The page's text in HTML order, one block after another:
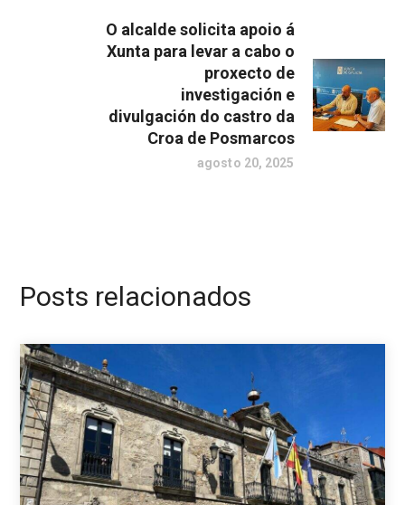
O alcalde solicita apoio á
Xunta para levar a cabo o
proxecto de
investigación e
divulgación do castro da
Croa de Posmarcos
agosto 20, 2025
Posts relacionados